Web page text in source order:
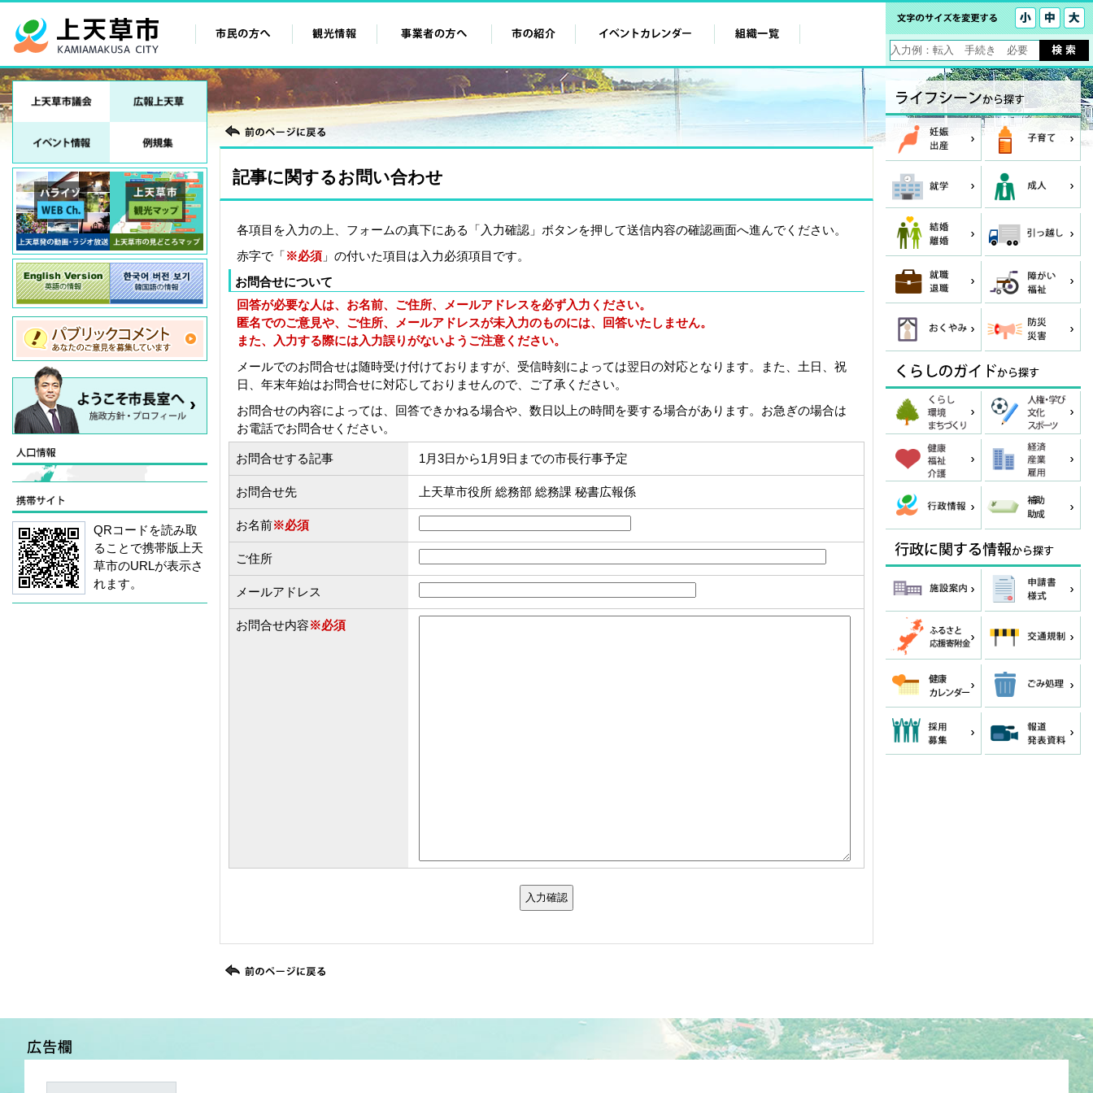
記事に関するお問い合わせ
各項目を入力の上、フォームの真下にある「入力確認」ボタンを押して送信内容の確認画面へ進んでください。
赤字で「※必須 」の付いた項目は入力必須項目です。
お問合せについて
回答が必要な人は、お名前、ご住所、メールアドレスを必ず入力ください。
匿名でのご意見や、ご住所、メールアドレスが未入力のものには、回答いたしません。
また、入力する際には入力誤りがないようご注意ください。
メールでのお問合せは随時受け付けておりますが、受信時刻によっては翌日の対応となります。また、土日、祝
日、年末年始はお問合せに対応しておりませんので、ご了承ください。
お問合せの内容によっては、回答できかねる場合や、数日以上の時間を要する場合があります。お急ぎの場合は
お電話でお問合せください。
お問合せする記事 1月3日から1月9日までの市長行事予定
お問合せ先 上天草市役所 総務部 総務課 秘書広報係
お名前※必須
ご住所
メールアドレス
お問合せ内容※必須
QRコードを読み取
ることで携帯版上天
草市のURLが表示さ
れます。